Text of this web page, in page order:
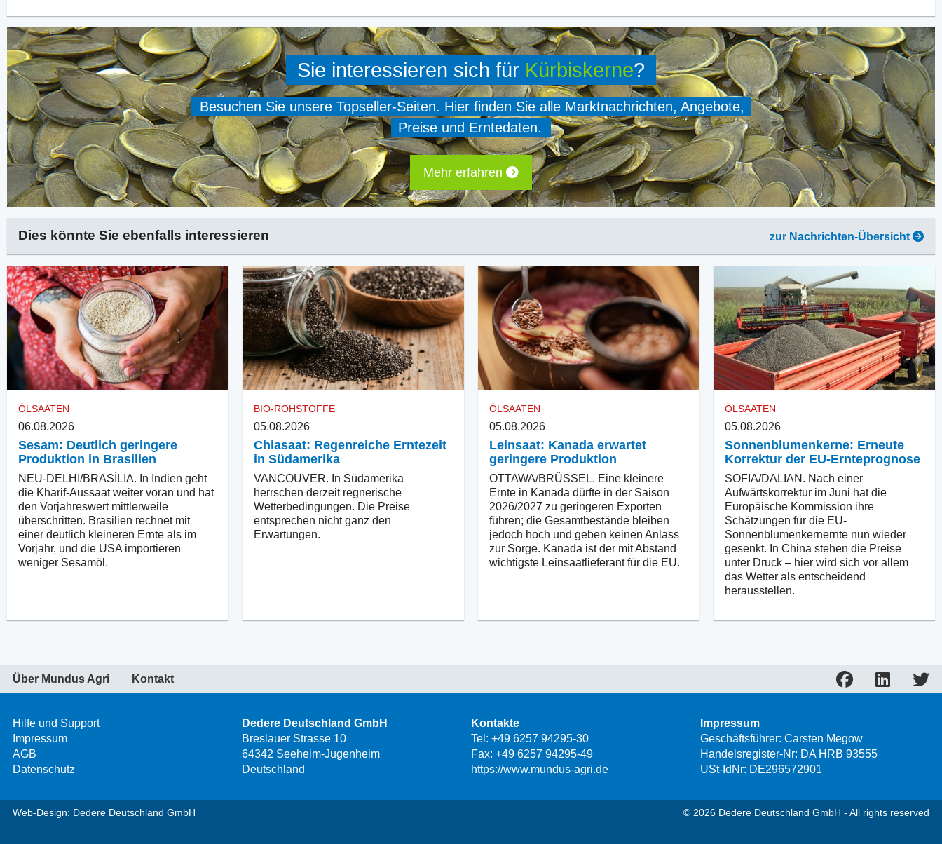
Sie interessieren sich für Kürbiskerne?
Besuchen Sie unsere Topseller-Seiten. Hier finden Sie alle Marktnachrichten, Angebote,
Preise und Erntedaten.
Mehr erfahren
Dies könnte Sie ebenfalls interessieren zur Nachrichten-Übersicht
ÖLSAATEN
06.08.2026
Sesam: Deutlich geringere
Produktion in Brasilien
NEU-DELHI/BRASÍLIA. In Indien geht
die Kharif-Aussaat weiter voran und hat
den Vorjahreswert mittlerweile
überschritten. Brasilien rechnet mit
einer deutlich kleineren Ernte als im
Vorjahr, und die USA importieren
weniger Sesamöl.
BIO-ROHSTOFFE
05.08.2026
Chiasaat: Regenreiche Erntezeit
in Südamerika
VANCOUVER. In Südamerika
herrschen derzeit regnerische
Wetterbedingungen. Die Preise
entsprechen nicht ganz den
Erwartungen.
ÖLSAATEN
05.08.2026
Leinsaat: Kanada erwartet
geringere Produktion
OTTAWA/BRÜSSEL. Eine kleinere
Ernte in Kanada dürfte in der Saison
2026/2027 zu geringeren Exporten
führen; die Gesamtbestände bleiben
jedoch hoch und geben keinen Anlass
zur Sorge. Kanada ist der mit Abstand
wichtigste Leinsaatlieferant für die EU.
ÖLSAATEN
05.08.2026
Sonnenblumenkerne: Erneute
Korrektur der EU-Ernteprognose
SOFIA/DALIAN. Nach einer
Aufwärtskorrektur im Juni hat die
Europäische Kommission ihre
Schätzungen für die EU-
Sonnenblumenkernernte nun wieder
gesenkt. In China stehen die Preise
unter Druck – hier wird sich vor allem
das Wetter als entscheidend
herausstellen.
Über Mundus Agri Kontakt
Hilfe und Support
Impressum
AGB
Datenschutz
Dedere Deutschland GmbH
Breslauer Strasse 10
64342 Seeheim-Jugenheim
Deutschland
Kontakte
Tel: +49 6257 94295-30
Fax: +49 6257 94295-49
https://www.mundus-agri.de
Impressum
Geschäftsführer: Carsten Megow
Handelsregister-Nr: DA HRB 93555
USt-IdNr: DE296572901
Web-Design: Dedere Deutschland GmbH © 2026 Dedere Deutschland GmbH - All rights reserved